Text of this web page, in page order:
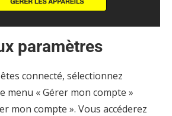
paramètres
connecté, sélectionnez
menu « Gérer mon compte »
mon compte ». Vous accéderez